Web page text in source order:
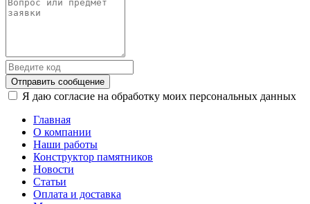
Отправить сообщение
Я даю согласие на обработку моих персональных данных
Главная
О компании
Наши работы
Конструктор памятников
Новости
Статьи
Оплата и доставка